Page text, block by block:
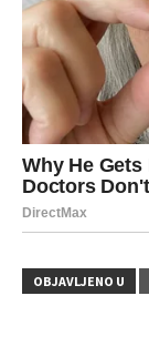
OBJAVLJENO U